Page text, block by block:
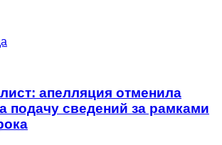
апелляция отменила
подачу сведений за рамками